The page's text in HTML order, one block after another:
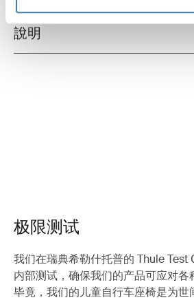
Toggle guides and instructions
說明
极限测试
我们在瑞典希勒什托普的 Thule
内部测试，确保我们的产品可应对各
毕竟，我们的儿童自行车座椅是为世